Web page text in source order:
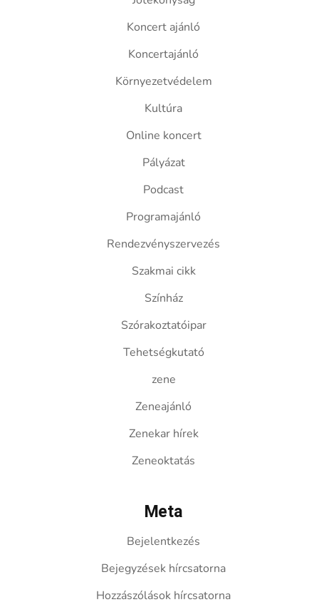
Koncert ajánló
Koncertajánló
Környezetvédelem
Kultúra
Online koncert
Pályázat
Podcast
Programajánló
Rendezvényszervezés
Szakmai cikk
Színház
Szórakoztatóipar
Tehetségkutató
zene
Zeneajánló
Zenekar hírek
Zeneoktatás
Meta
Bejelentkezés
Bejegyzések hírcsatorna
Hozzászólások hírcsatorna